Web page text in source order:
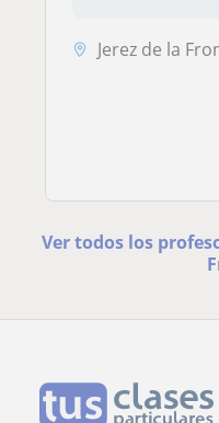
Jerez de la
Ver todos los